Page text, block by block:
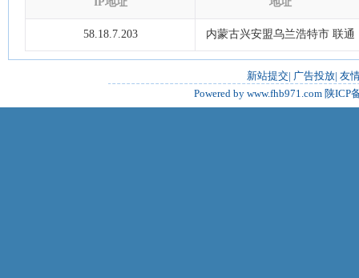
58.18.7.203 内蒙古兴安盟乌兰浩特市 联通
新站提交| 广告投放| 友
Powered by www.fhb971.com 陕ICP